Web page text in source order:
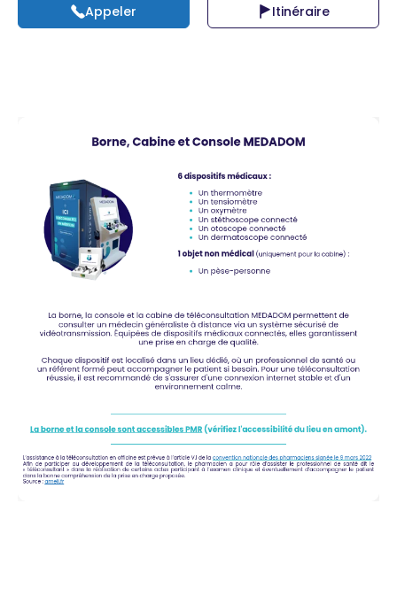
Appeler Itinéraire